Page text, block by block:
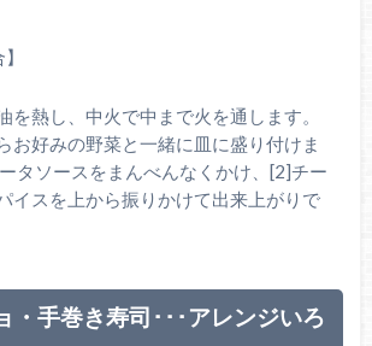
を熱し、中火で中まで火を通します。
お好みの野菜と一緒に皿に盛り付けま
タソースをまんべんなくかけ、[2]チー
イスを上から振りかけて出来上がりで
・手巻き寿司･･･アレンジいろ